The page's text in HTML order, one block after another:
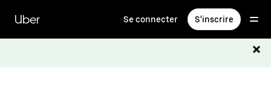
contenu
principal
Uber Se connecter S'inscrire